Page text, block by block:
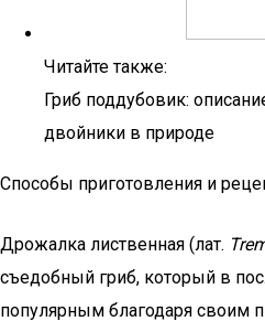
Читайте также:
Гриб поддубовик:
двойники в природе
Способы приготовления и
Дрожалка лиственная (лат.
съедобный гриб, который в
популярным благодаря своим